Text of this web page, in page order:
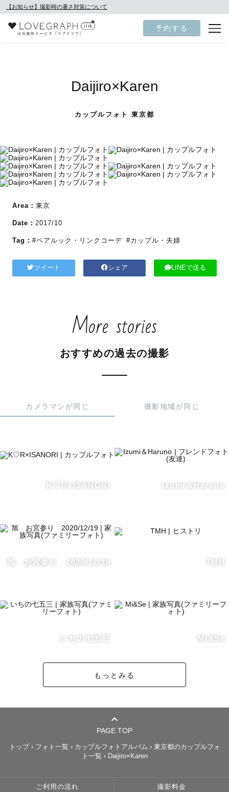
【お知らせ】撮影時の暑さ対策について
予約する
Daijiro×Karen
カップルフォト 東京都
Area： 東京
Date： 2017/10
Tag： #ペアルック・リンクコーデ #カップル・夫婦
ツイート シェア LINEで送る
More stories
おすすめの過去の撮影
カメラマンが同じ 撮影地域が同じ
K♡R×ISANORI Izumi＆Haruno
旭 お宮参り 2020/12/19 TMH
いちの七五三 Mi&Se
もっとみる
PAGE TOP
トップ› フォト一覧 › カップルフォトアルバム › 東京都のカップルフォ
ト一覧 › Daijiro×Karen
ご利用の流れ 撮影料金